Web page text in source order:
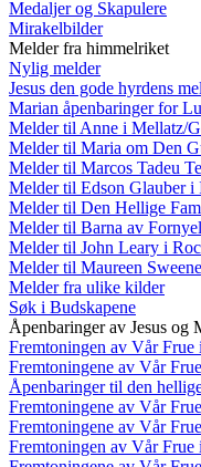
Medaljer og Skapulere
Mirakelbilder
Melder fra himmelriket
Nylig melder
Jesus den gode hyrdens
Marian åpenbaringer for
Melder til Anne i Mellatz/
Melder til Maria om Den
Melder til Marcos Tadeu
Melder til Edson Glauber
Melder til Den Hellige
Melder til Barna av
Melder til John Leary i
Melder til Maureen
Melder fra ulike kilder
Søk i Budskapene
Åpenbaringer av Jesus og
Fremtoningen av Vår Frue
Fremtoningene av Vår
Åpenbaringer til den
Fremtoningene av Vår
Fremtoningene av Vår
Fremtoningen av Vår Frue